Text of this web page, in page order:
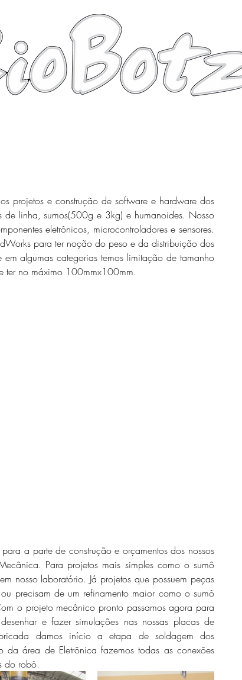
projetos e construção de software e hardware dos
de linha, sumos(500g e 3kg) e humanoides. Nosso
eletrônicos, microcontroladores e sensores.
para ter noção do peso e da distribuição dos
algumas categorias temos limitação de tamanho
ter no máximo 100mmx100mm.
a parte de construção e orçamentos dos nossos
Para projetos mais simples como o sumô
nosso laboratório. Já projetos que possuem peças
precisam de um refinamento maior como o sumô
o projeto mecânico pronto passamos agora para
e fazer simulações nas nossas placas de
damos início a etapa de soldagem dos
área de Eletrônica fazemos todas as conexões
do robô.